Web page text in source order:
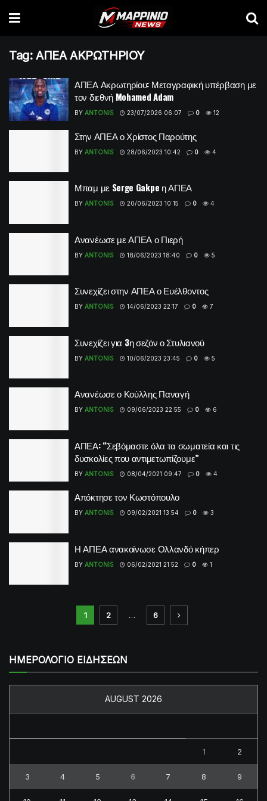
Tag: ΑΠΕΑ ΑΚΡΩΤΗΡΙΟΥ
ΑΠΕΑ Ακρωτηρίου: Μεταγραφική υπέρβαση με
τον διεθνή Mohamed Adam
BY ANTONIS 23/07/2026 06:07 0 12
Στην ΑΠΕΑ ο Χρίστος Παρούτης
BY ANTONIS 28/06/2023 10:42 0 4
Μπαμ με Serge Gakpe η ΑΠΕΑ
BY ANTONIS 20/06/2023 10:15 0 4
Ανανέωσε με ΑΠΕΑ ο Πιερή
BY ANTONIS 18/06/2023 18:40 0 5
Συνεχίζει στην ΑΠΕΑ ο Ευέλθοντος
BY ANTONIS 14/06/2023 22:17 0 7
Συνεχίζει για 3η σεζόν ο Στυλιανού
BY ANTONIS 10/06/2023 23:45 0 5
Ανανέωσε ο Κούλλης Παναγή
BY ANTONIS 09/06/2023 22:55 0 6
ΑΠΕΑ: “Σεβόμαστε όλα τα σωματεία και τις
δυσκολίες που αντιμετωπίζουμε”
BY ANTONIS 08/04/2021 09:47 0 4
Απόκτησε τον Κωστόπουλο
BY ANTONIS 09/02/2021 13:54 0 3
Η ΑΠΕΑ ανακοίνωσε Ολλανδό κήπερ
BY ANTONIS 06/02/2021 21:52 0 1
1 2 … 6
ΗΜΕΡΟΛΟΓΙΟ ΕΙΔΗΣΕΩΝ
AUGUST 2026
1 2
3 4 5 6 7 8 9